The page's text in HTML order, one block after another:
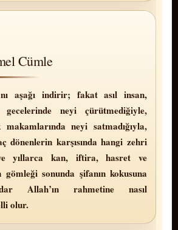
Cümle
aşağı indirir; fakat asıl insan,
gecelerinde neyi çürütmediğiyle,
makamlarında neyi satmadığıyla,
dönenlerin karşısında hangi zehri
ve yıllarca kan, iftira, hasret ve
gömleği sonunda şifanın kokusuna
Allah’ın rahmetine nasıl
olur.